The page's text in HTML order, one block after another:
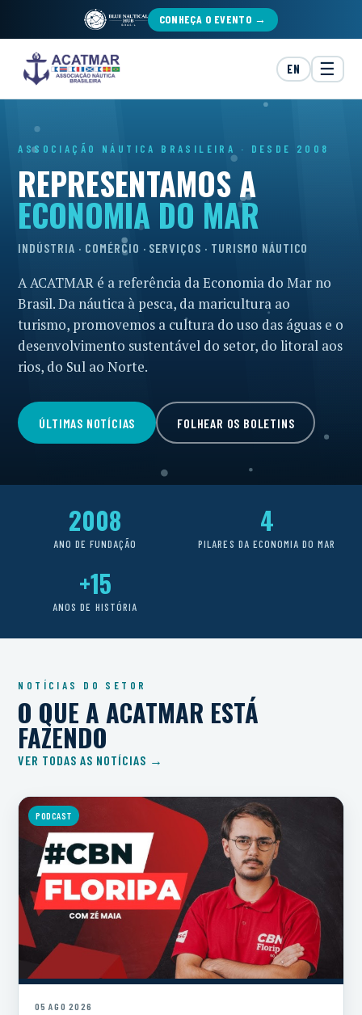
CONHEÇA O EVENTO →
EN ☰
ASSOCIAÇÃO NÁUTICA BRASILEIRA · DESDE 2008
REPRESENTAMOS A
ECONOMIA DO MAR
INDÚSTRIA · COMÉRCIO · SERVIÇOS · TURISMO NÁUTICO
A ACATMAR é a referência da Economia do Mar no
Brasil. Da náutica à pesca, da maricultura ao
turismo, promovemos a cultura do uso das águas e o
desenvolvimento sustentável do setor, do litoral aos
rios, do Sul ao Norte.
ÚLTIMAS NOTÍCIAS FOLHEAR OS BOLETINS
2008
ANO DE FUNDAÇÃO
4
PILARES DA ECONOMIA DO MAR
+15
ANOS DE HISTÓRIA
NOTÍCIAS DO SETOR
O QUE A ACATMAR ESTÁ
FAZENDO
VER TODAS AS NOTÍCIAS →
PODCAST
05 AGO 2026